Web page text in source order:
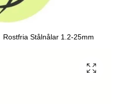
Rostfria Stålnålar 1.2-25mm